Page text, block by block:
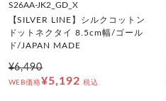
S26AA-JK2_GD_X
【SILVER LINE】シルクコットン
ドットネクタイ 8.5cm幅/ゴール
ド/JAPAN MADE
¥6,490
WEB価格¥5,192 税込